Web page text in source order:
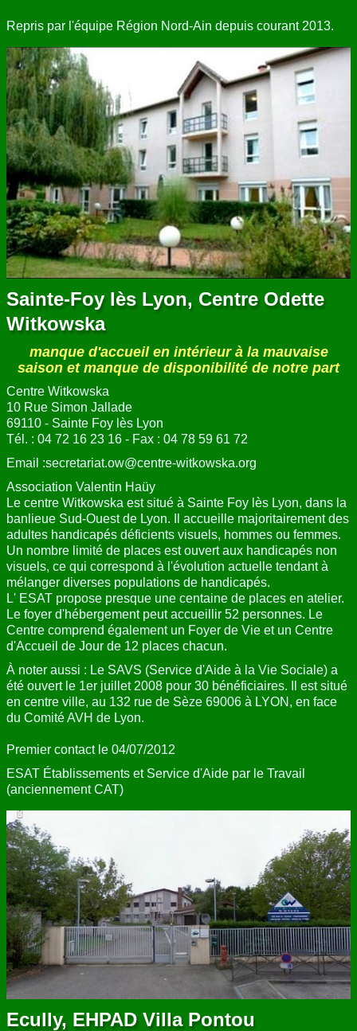
Repris par l'équipe Région Nord-Ain depuis courant 2013.
Sainte-Foy lès Lyon, Centre Odette
Witkowska
manque d'accueil en intérieur à la mauvaise
saison et manque de disponibilité de notre part
Centre Witkowska
10 Rue Simon Jallade
69110 - Sainte Foy lès Lyon
Tél. : 04 72 16 23 16 - Fax : 04 78 59 61 72
Email :secretariat.ow@centre-witkowska.org
Association Valentin Haüy
Le centre Witkowska est situé à Sainte Foy lès Lyon, dans la
banlieue Sud-Ouest de Lyon. Il accueille majoritairement des
adultes handicapés déficients visuels, hommes ou femmes.
Un nombre limité de places est ouvert aux handicapés non
visuels, ce qui correspond à l'évolution actuelle tendant à
mélanger diverses populations de handicapés.
L' ESAT propose presque une centaine de places en atelier.
Le foyer d'hébergement peut accueillir 52 personnes. Le
Centre comprend également un Foyer de Vie et un Centre
d'Accueil de Jour de 12 places chacun.
À noter aussi : Le SAVS (Service d'Aide à la Vie Sociale) a
été ouvert le 1er juillet 2008 pour 30 bénéficiaires. Il est situé
en centre ville, au 132 rue de Sèze 69006 à LYON, en face
du Comité AVH de Lyon.
Premier contact le 04/07/2012
ESAT Établissements et Service d'Aide par le Travail
(anciennement CAT)
Ecully, EHPAD Villa Pontou